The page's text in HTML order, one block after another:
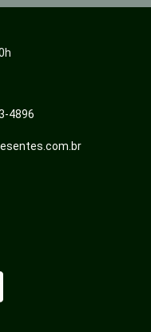
4896